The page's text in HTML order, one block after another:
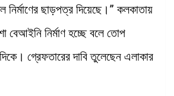
ছাড়পত্র দিয়েছে।” কলকাতায়
নির্মাণ হচ্ছে বলে তোপ
গ্রেফতারের দাবি তুলেছেন এলাকার